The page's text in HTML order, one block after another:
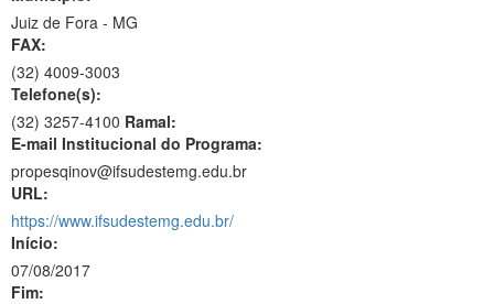
Juiz de Fora - MG
FAX:
(32) 4009-3003
Telefone(s):
(32) 3257-4100 Ramal:
E-mail Institucional do Programa:
propesqinov@ifsudestemg.edu.br
URL:
https://www.ifsudestemg.edu.br/
Início:
07/08/2017
Fim: